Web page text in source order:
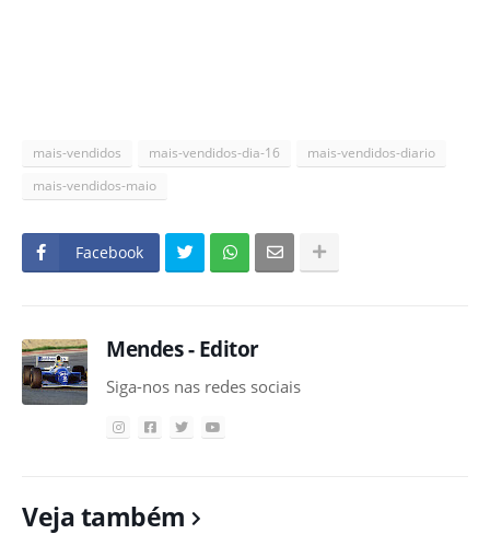
mais-vendidos mais-vendidos-dia-16
mais-vendidos-diario
mais-vendidos-maio
Facebook
Mendes - Editor
Siga-nos nas redes sociais
Veja também